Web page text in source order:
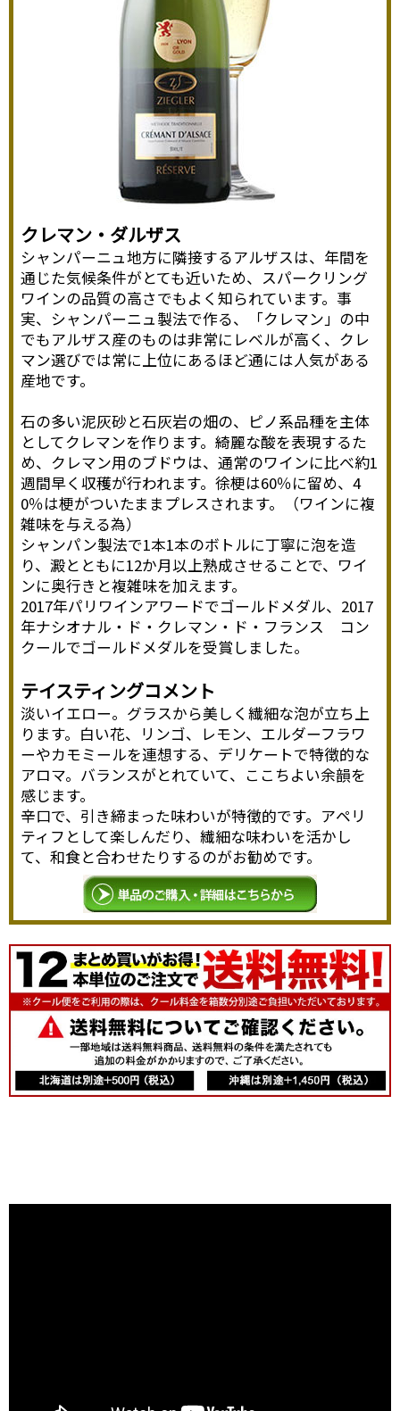
クレマン・ダルザス
シャンパーニュ地方に隣接するアルザスは、年間を
通じた気候条件がとても近いため、スパークリング
ワインの品質の高さでもよく知られています。事
実、シャンパーニュ製法で作る、「クレマン」の中
でもアルザス産のものは非常にレベルが高く、クレ
マン選びでは常に上位にあるほど通には人気がある
産地です。
石の多い泥灰砂と石灰岩の畑の、ピノ系品種を主体
としてクレマンを作ります。綺麗な酸を表現するた
め、クレマン用のブドウは、通常のワインに比べ約1
週間早く収穫が行われます。徐梗は60％に留め、4
0％は梗がついたままプレスされます。（ワインに複
雑味を与える為）
シャンパン製法で1本1本のボトルに丁寧に泡を造
り、澱とともに12か月以上熟成させることで、ワイ
ンに奥行きと複雑味を加えます。
2017年パリワインアワードでゴールドメダル、2017
年ナシオナル・ド・クレマン・ド・フランス コン
クールでゴールドメダルを受賞しました。
テイスティングコメント
淡いイエロー。グラスから美しく繊細な泡が立ち上
ります。白い花、リンゴ、レモン、エルダーフラワ
ーやカモミールを連想する、デリケートで特徴的な
アロマ。バランスがとれていて、ここちよい余韻を
感じます。
辛口で、引き締まった味わいが特徴的です。アペリ
ティフとして楽しんだり、繊細な味わいを活かし
て、和食と合わせたりするのがお勧めです。